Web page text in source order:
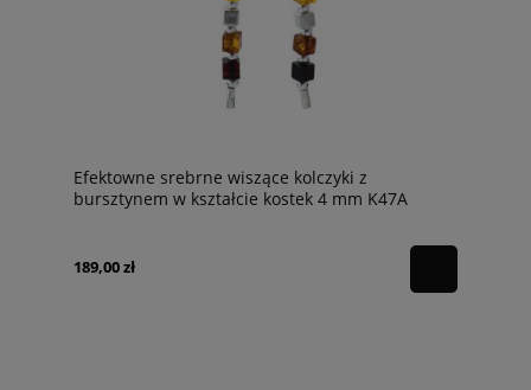
Efektowne srebrne wiszące kolczyki z
bursztynem w kształcie kostek 4 mm K47A
189,00 zł